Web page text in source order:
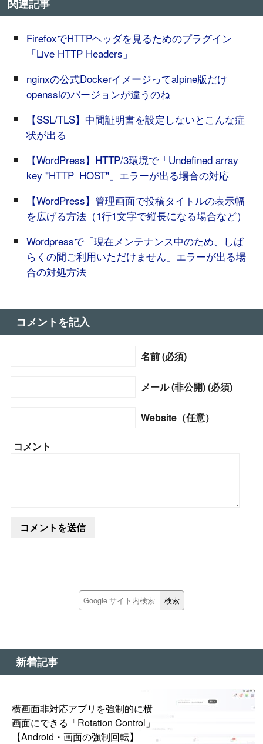
関連記事
FirefoxでHTTPヘッダを見るためのプラグイン
「Live HTTP Headers」
nginxの公式Dockerイメージってalpine版だけ
opensslのバージョンが違うのね
【SSL/TLS】中間証明書を設定しないとこんな症
状が出る
【WordPress】HTTP/3環境で「Undefined array
key "HTTP_HOST"」エラーが出る場合の対応
【WordPress】管理画面で投稿タイトルの表示幅
を広げる方法（1行1文字で縦長になる場合など）
Wordpressで「現在メンテナンス中のため、しば
らくの間ご利用いただけません」エラーが出る場
合の対処方法
コメントを記入
名前 (必須)
メール (非公開) (必須)
Website（任意）
コメント
新着記事
横画面非対応アプリを強制的に横
画面にできる「Rotation Control」
【Android・画面の強制回転】